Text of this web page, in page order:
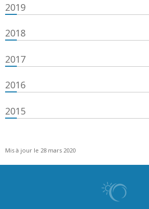
2019
2018
2017
2016
2015
Mis à jour le 28 mars 2020